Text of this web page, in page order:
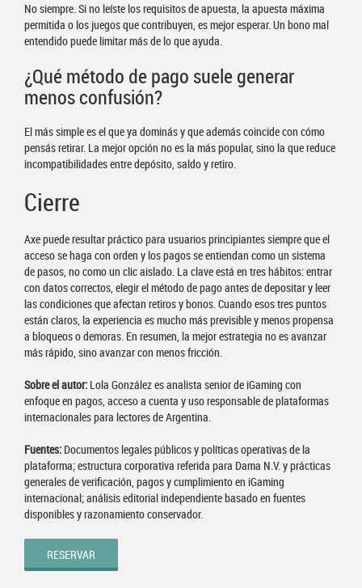
No siempre. Si no leíste los requisitos de apuesta, la apuesta máxima
permitida o los juegos que contribuyen, es mejor esperar. Un bono mal
entendido puede limitar más de lo que ayuda.
¿Qué método de pago suele generar
menos confusión?
El más simple es el que ya dominás y que además coincide con cómo
pensás retirar. La mejor opción no es la más popular, sino la que reduce
incompatibilidades entre depósito, saldo y retiro.
Cierre
Axe puede resultar práctico para usuarios principiantes siempre que el
acceso se haga con orden y los pagos se entiendan como un sistema
de pasos, no como un clic aislado. La clave está en tres hábitos: entrar
con datos correctos, elegir el método de pago antes de depositar y leer
las condiciones que afectan retiros y bonos. Cuando esos tres puntos
están claros, la experiencia es mucho más previsible y menos propensa
a bloqueos o demoras. En resumen, la mejor estrategia no es avanzar
más rápido, sino avanzar con menos fricción.
Sobre el autor: Lola González es analista senior de iGaming con
enfoque en pagos, acceso a cuenta y uso responsable de plataformas
internacionales para lectores de Argentina.
Fuentes: Documentos legales públicos y políticas operativas de la
plataforma; estructura corporativa referida para Dama N.V. y prácticas
generales de verificación, pagos y cumplimiento en iGaming
internacional; análisis editorial independiente basado en fuentes
disponibles y razonamiento conservador.
RESERVAR